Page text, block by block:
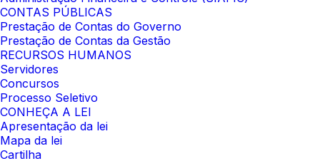
CONTAS PÚBLICAS
Prestação de Contas do Governo
Prestação de Contas da Gestão
RECURSOS HUMANOS
Servidores
Concursos
Processo Seletivo
CONHEÇA A LEI
Apresentação da lei
Mapa da lei
Cartilha